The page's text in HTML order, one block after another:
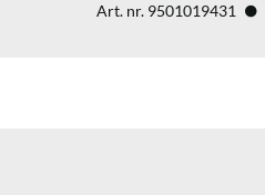
Art. nr. 9501019431